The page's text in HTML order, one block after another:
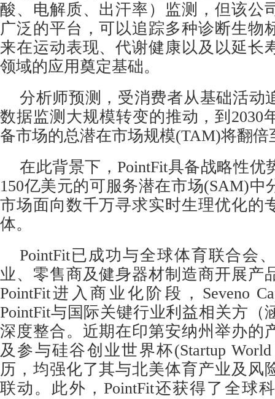
酸、电解质、出汗率）监测，但该公
广泛的平台，可以追踪多种诊断生物
来在运动表现、代谢健康以及以延长
领域的应用奠定基础。
分析师预测，受消费者从基础活动
数据监测大规模转变的推动，到2030
备市场的总潜在市场规模(TAM)将翻倍
在此背景下，PointFit具备战略性优
150亿美元的可服务潜在市场(SAM)
市场面向数千万寻求实时生理优化的
体。
PointFit已成功与全球体育联合会
业、零售商及健身器材制造商开展产
PointFit进入商业化阶段，Seveno
PointFit与国际关键行业利益相关方（
深度整合。近期在印第安纳州举办的
及参与硅谷创业世界杯(Startup
历，均强化了其与北美体育产业及风
联动。此外，PointFit还获得了全球